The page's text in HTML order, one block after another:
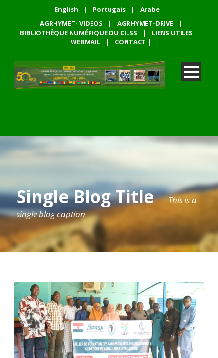
English | Portugais |
Arabe
AGRHYMET- VIDEOS
| AGRHYMET-DRIVE
|
BIBLIOTHÈQUE NUMÉRIQUE DU CILSS
| LIENS UTILES
|
WEBMAIL
| CONTACT |
Single Blog Title
This is a
single blog caption